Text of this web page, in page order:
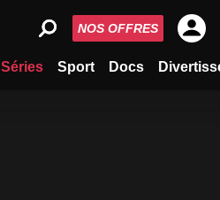
Séries Sport Docs
NOS OFFRES